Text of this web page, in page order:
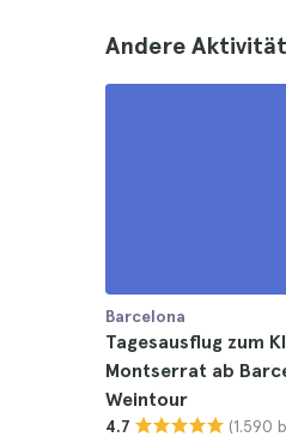
Andere
Barcelona
Tagesausflug zum
Montserrat ab
Weintour
4.7 (1.590